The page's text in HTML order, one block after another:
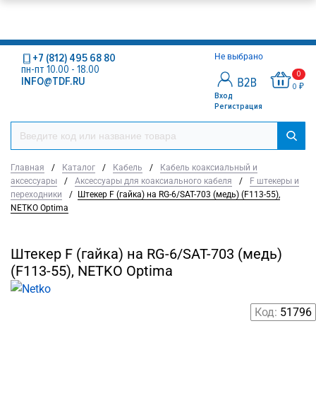
Не выбрано
Вход
Регистрация
0
0 ₽
+7 (812) 495 68 80
пн-пт 10.00 - 18.00
INFO@TDF.RU
Главная / Каталог / Кабель /
Кабель коаксиальный и
аксессуары
/ Аксессуары для коаксиального кабеля /
F штекеры и
переходники
/
Штекер F (гайка) на RG-6/SAT-703 (медь) (F113-55),
NETKO Optima
Штекер F (гайка) на RG-6/SAT-703 (медь)
(F113-55), NETKO Optima
Код: 51796